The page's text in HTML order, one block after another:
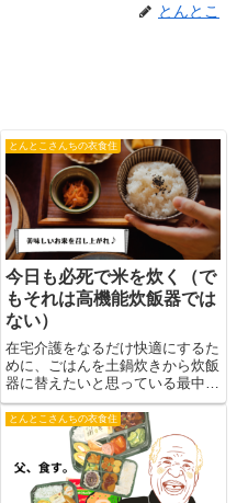
とんとこ
とんとこさんちの衣食住
今日も必死で米を炊く（で
もそれは高機能炊飯器では
ない）
在宅介護をなるだけ快適にするた
めに、ごはんを土鍋炊きから炊飯
器に替えたいと思っている最中で
す。昨今の炊飯器の高額化に躊躇
している私に、炊飯器のサブスク
という選択肢が見えてきました。
とんとこさんちの衣食住